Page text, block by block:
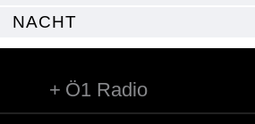
NACHT
Ö1 Radio